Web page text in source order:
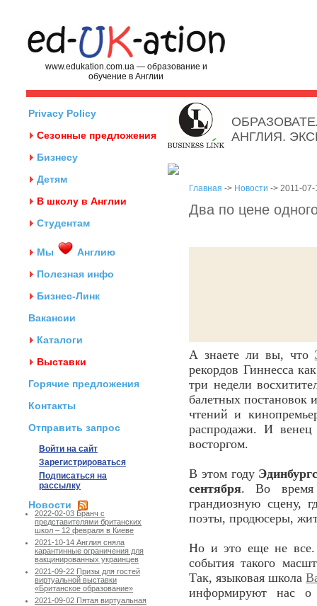
www.edukation.com.ua — образование и
обучение в Англии
Privacy Policy
Сезонные предложения
Бизнесу
Детям
В школу в Англии
Студентам
Мы
Англию
Полезная инфо
Бизнес-Линк
Вакансии
Каталоги
Выставки
Горячие предложения
Контакты
Отправить запрос
Войти на сайт
Зарегистрироваться
Подписаться на
рассылку
Новости
2022-02-03 Бранч с
представителями британских
школ – 12 февраля в Киеве
2021-10-14 Англия сняла
карантинные ограничения для
вакцинированных украинцев
2021-09-22 Призы для гостей
виртуальной выставки
«Британское образование»
2021-09-02 Пятая виртуальная
АНГЛИЯ.
Главная -> Новости -> 2011-07-
Два по цене
А знаете ли вы, что
рекордов Гиннесса
три недели
балетных постановок
чтений и
распродажи. И
восторгом.
В этом году
сентября. Во время
грандиозную сцену,
поэты, продюсеры,
Но и это еще не
события такого
Так, языковая школа
информируют нас о